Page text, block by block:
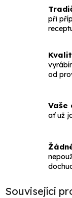
při
od
Vaše
ať už
Související